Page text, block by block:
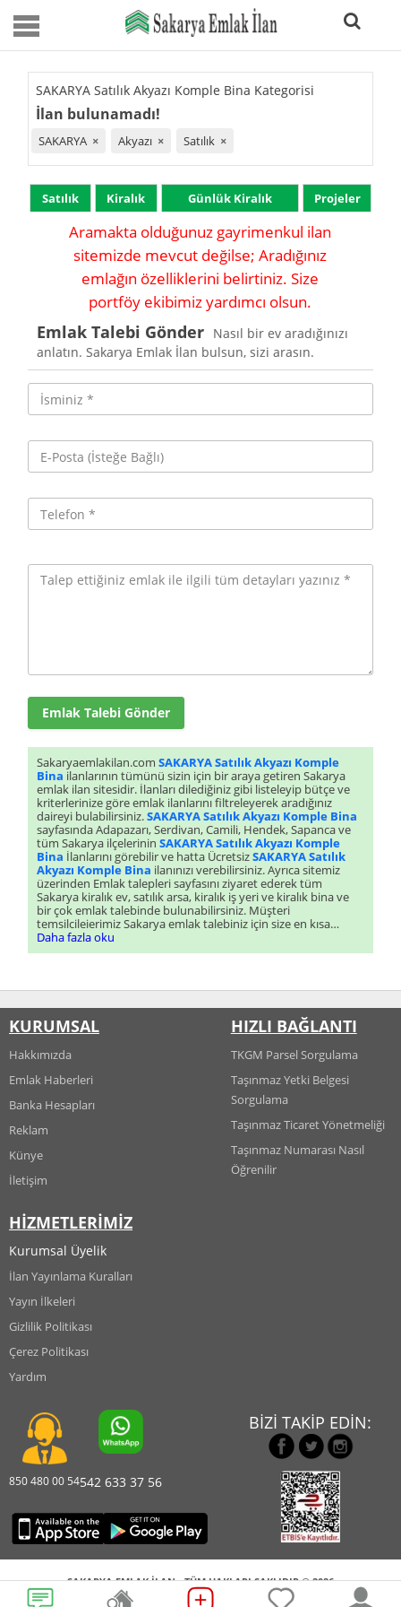
SAKARYA Satılık Akyazı Komple Bina Kategorisi
İlan bulunamadı!
SAKARYA × Akyazı × Satılık ×
Satılık Kiralık Günlük Kiralık Projeler
Aramakta olduğunuz gayrimenkul ilan
sitemizde mevcut değilse; Aradığınız
emlağın özelliklerini belirtiniz. Size
portföy ekibimiz yardımcı olsun.
Emlak Talebi Gönder Nasıl bir ev aradığınızı
anlatın. Sakarya Emlak İlan bulsun, sizi arasın.
Emlak Talebi Gönder
Sakaryaemlakilan.com SAKARYA Satılık Akyazı Komple
Bina ilanlarının tümünü sizin için bir araya getiren Sakarya
emlak ilan sitesidir. İlanları dilediğiniz gibi listeleyip bütçe ve
kriterlerinize göre emlak ilanlarını filtreleyerek aradığınız
daireyi bulabilirsiniz.SAKARYA Satılık Akyazı Komple Bina
sayfasında Adapazarı, Serdivan, Camili, Hendek, Sapanca ve
tüm Sakarya ilçelerinin SAKARYA Satılık Akyazı Komple
Bina İlanlarını görebilir ve hatta ÜcretsizSAKARYA Satılık
Akyazı Komple Bina ilanınızı verebilirsiniz. Ayrıca sitemiz
üzerinden Emlak talepleri sayfasını ziyaret ederek tüm
Sakarya kiralık ev, satılık arsa, kiralık iş yeri ve kiralık bina ve
bir çok emlak talebinde bulunabilirsiniz. Müşteri
temsilcileierimiz Sakarya emlak talebiniz için size en kısa
sürede dönüş sağlayacaklardır.
Daha fazla oku
KURUMSAL
Hakkımızda
Emlak Haberleri
Banka Hesapları
Reklam
Künye
İletişim
HİZMETLERİMİZ
Kurumsal Üyelik
İlan Yayınlama Kuralları
Yayın İlkeleri
Gizlilik Politikası
Çerez Politikası
Yardım
HIZLI BAĞLANTI
TKGM Parsel Sorgulama
Taşınmaz Yetki Belgesi
Sorgulama
Taşınmaz Ticaret Yönetmeliği
Taşınmaz Numarası Nasıl
Öğrenilir
850 480 00 54542 633 37 56
BİZİ TAKİP EDİN:
SAKARYA EMLAK İLAN - TÜM HAKLARI SAKLIDIR © 2026